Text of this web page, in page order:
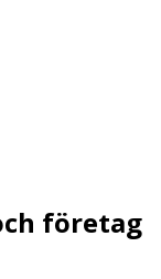
företag